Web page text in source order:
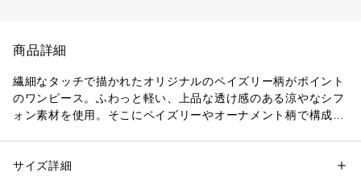
商品詳細
繊細なタッチで描かれたオリジナルのペイズリー柄がポイント
のワンピース。ふわっと軽い、上品な透け感のある涼やなシフ
ォン素材を使用。そこにペイズリーやオーナメント柄で構成し
に計算しながらプリントすることによって、360度どの角度か
性別：レディース
サイズ詳細